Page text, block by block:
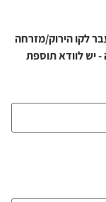
ודרומה/מעבר לקו הירוק/מזרחה
- יש לוודא תוספת